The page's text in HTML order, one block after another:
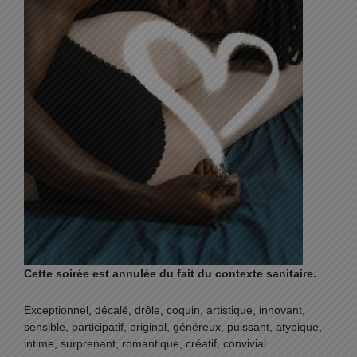
Cette soirée est annulée du fait du contexte sanitaire.
Exceptionnel, décalé, drôle, coquin, artistique, innovant,
sensible, participatif, original, généreux, puissant, atypique,
intime, surprenant, romantique, créatif, convivial…